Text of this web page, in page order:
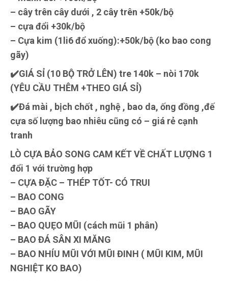
– cây trên cây dưới , 2 cây trên +50k/bộ
– cựa đổi +30k/bộ
– Cựa kim (1li6 đổ xuống):+50k/bộ (ko bao cong
gãy)
✔️GIÁ SỈ (10 BỘ TRỞ LÊN) tre 140k – nòi 170k
(YÊU CẦU THÊM +THEO GIÁ SỈ)
✔️Đá mài , bịch chốt , nghệ , bao da, ống đồng ,đế
cựa số lượng bao nhiêu cũng có – giá rẻ cạnh
tranh
LÒ CỰA BẢO SONG CAM KẾT VỀ CHẤT LƯỢNG 1
đổi 1 với trường hợp
– CỰA ĐẶC – THÉP TỐT- CÓ TRUI
– BAO CONG
– BAO GÃY
– BAO QUẸO MŨI (cách mũi 1 phân)
– BAO ĐÁ SÂN XI MĂNG
– BAO NHÍU MŨI VỚI MŨI ĐINH ( MŨI KIM, MŨI
NGHIỆT KO BAO)